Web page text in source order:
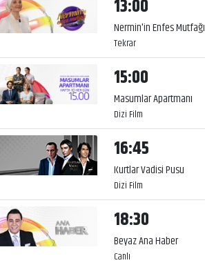
13:00
Nermin'in Enfes Mutfağı
Tekrar
15:00
Masumlar Apartmanı
Dizi Film
16:45
Kurtlar Vadisi Pusu
Dizi Film
18:30
Beyaz Ana Haber
Canlı